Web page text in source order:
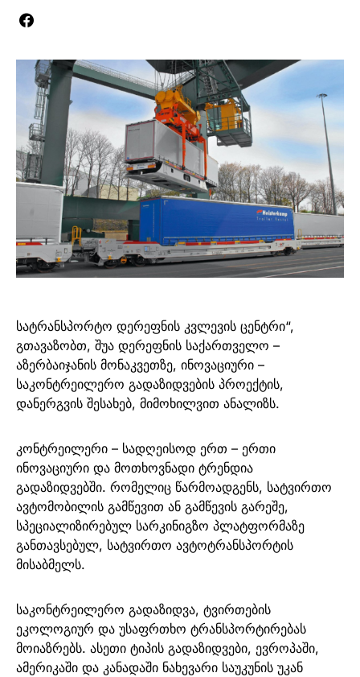
სატრანსპორტო დერეფნის კვლევის ცენტრი“,
გთავაზობთ, შუა დერეფნის საქართველო –
აზერბაიჯანის მონაკვეთზე, ინოვაციური –
საკონტრეილერო გადაზიდვების პროექტის,
დანერგვის შესახებ, მიმოხილვით ანალიზს.
კონტრეილერი – სადღეისოდ ერთ – ერთი
ინოვაციური და მოთხოვნადი ტრენდია
გადაზიდვებში. რომელიც წარმოადგენს, სატვირთო
ავტომობილის გამწევით ან გამწევის გარეშე,
სპეციალიზირებულ სარკინიგზო პლატფორმაზე
განთავსებულ, სატვირთო ავტოტრანსპორტის
მისაბმელს.
საკონტრეილერო გადაზიდვა, ტვირთების
ეკოლოგიურ და უსაფრთხო ტრანსპორტირებას
მოიაზრებს. ასეთი ტიპის გადაზიდვები, ევროპაში,
ამერიკაში და კანადაში ნახევარი საუკუნის უკან